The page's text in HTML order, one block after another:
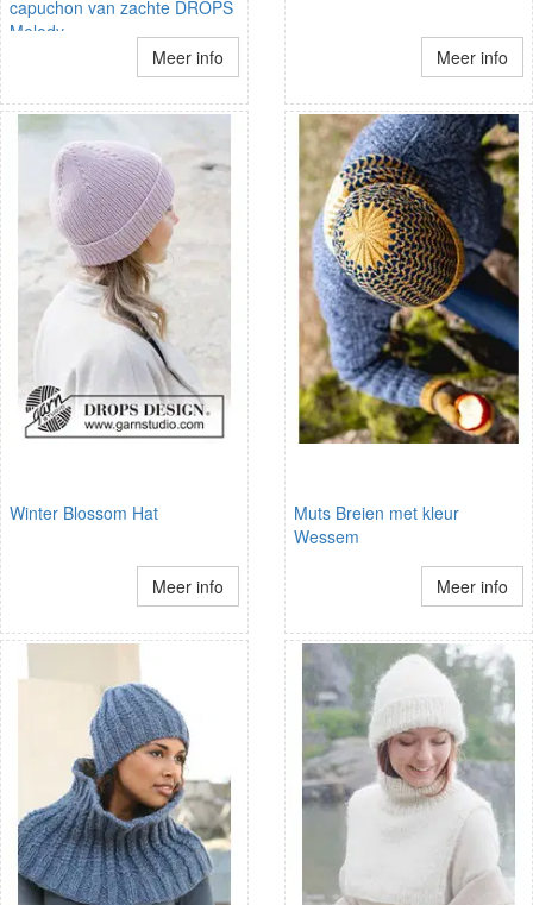
capuchon van zachte DROPS
Melody
Meer info
Meer info
Winter Blossom Hat
Meer info
Muts Breien met kleur
Wessem
Meer info